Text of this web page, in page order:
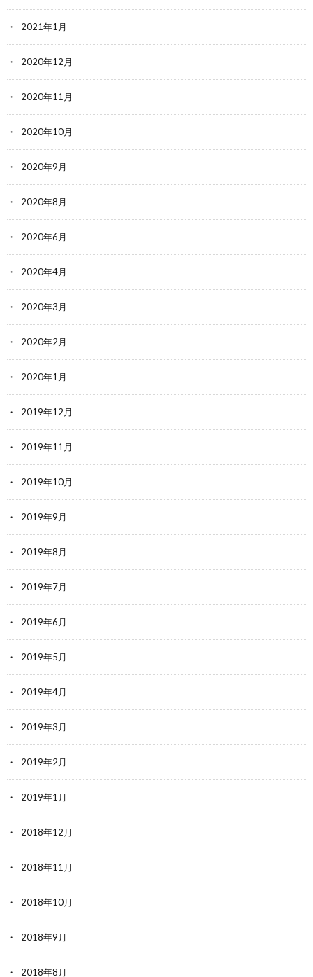
2021年1月
2020年12月
2020年11月
2020年10月
2020年9月
2020年8月
2020年6月
2020年4月
2020年3月
2020年2月
2020年1月
2019年12月
2019年11月
2019年10月
2019年9月
2019年8月
2019年7月
2019年6月
2019年5月
2019年4月
2019年3月
2019年2月
2019年1月
2018年12月
2018年11月
2018年10月
2018年9月
2018年8月